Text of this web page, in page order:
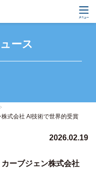
ース
式会社 AI技術で世界的受賞
2026.02.19
カーブジェン株式会社